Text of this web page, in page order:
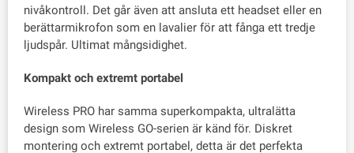
nivåkontroll. Det går även att ansluta ett headset eller en
berättarmikrofon som en lavalier för att fånga ett tredje
ljudspår. Ultimat mångsidighet.
Kompakt och extremt portabel
Wireless PRO har samma superkompakta, ultralätta
design som Wireless GO-serien är känd för. Diskret
montering och extremt portabel, detta är det perfekta